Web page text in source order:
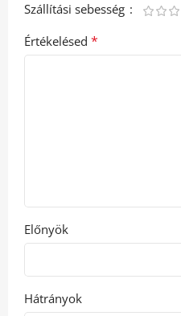
Szállítási sebesség
Értékelésed *
Előnyök
Hátrányok